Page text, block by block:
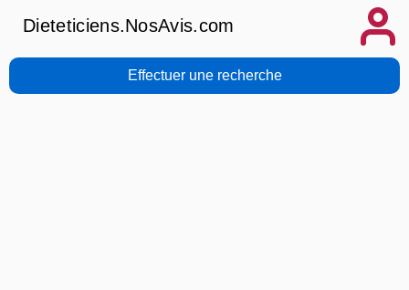
Dieteticiens.NosAvis.com
Effectuer une recherche